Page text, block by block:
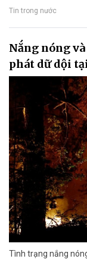
Tin trong nước
Nắng nóng
phát dữ dội
Tình trạng nắng